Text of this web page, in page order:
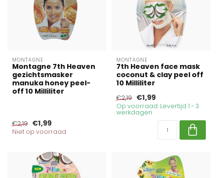
MONTAGNE
Montagne 7th Heaven
gezichtsmasker
manuka honey peel-
off 10 Milliliter
€2,19 €1,99
Niet op voorraad
MONTAGNE
7th Heaven face mask
coconut & clay peel off
10 Milliliter
€2,19 €1,99
Op voorraad. Levertijd 1 - 3
werkdagen